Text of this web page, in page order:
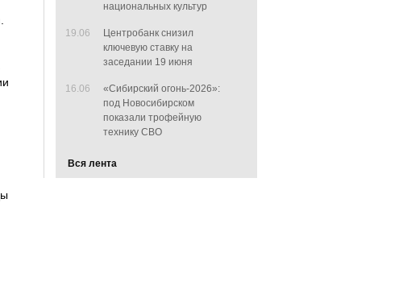
национальных культур
19.06
Центробанк снизил
ключевую ставку на
заседании 19 июня
16.06
«Сибирский огонь-2026»:
под Новосибирском
показали трофейную
технику СВО
Вся лента